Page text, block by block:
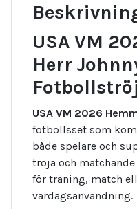
USA VM
Herr
USA VM 2026
fotbollsset som
både spelare och
tröja och
för träning, match
vardagsanvändning.